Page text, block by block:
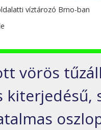
víztározó Brno-ban
vörös
kiterjedésű,